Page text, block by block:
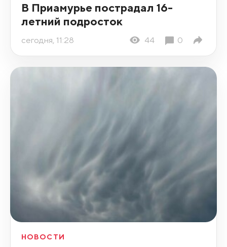
В Приамурье пострадал 16-
летний подросток
сегодня, 11:28 44 0
НОВОСТИ